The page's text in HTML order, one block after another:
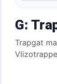
G:
Trapgat